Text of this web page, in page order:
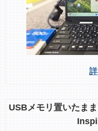
USBメモリ置いたま